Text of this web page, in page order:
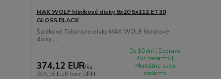
MAK WOLF hliníkové disky 8x20 5x112 ET30
GLOSS BLACK
Špičkové Talianske disky MAK WOLF hliníkové
disky ...
374,12 EUR/ks
304,16 EUR bez DPH
Do 10 dní | Doprava
4ks zadarmo |
Montážna sada
zadarmo